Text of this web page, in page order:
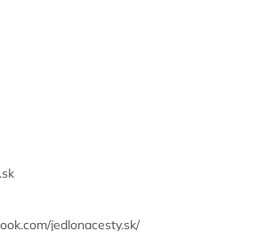
jedlonacesty.sk/